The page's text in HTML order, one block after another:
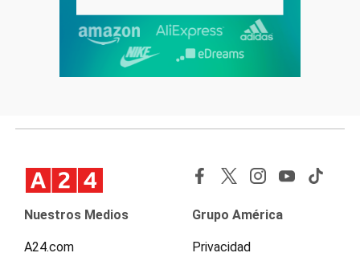
Nuestros Medios
A24.com
Grupo América
Privacidad